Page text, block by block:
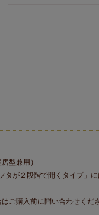
型兼用）
が２段階で開くタイプ」
ご購入前に問い合わせくださ